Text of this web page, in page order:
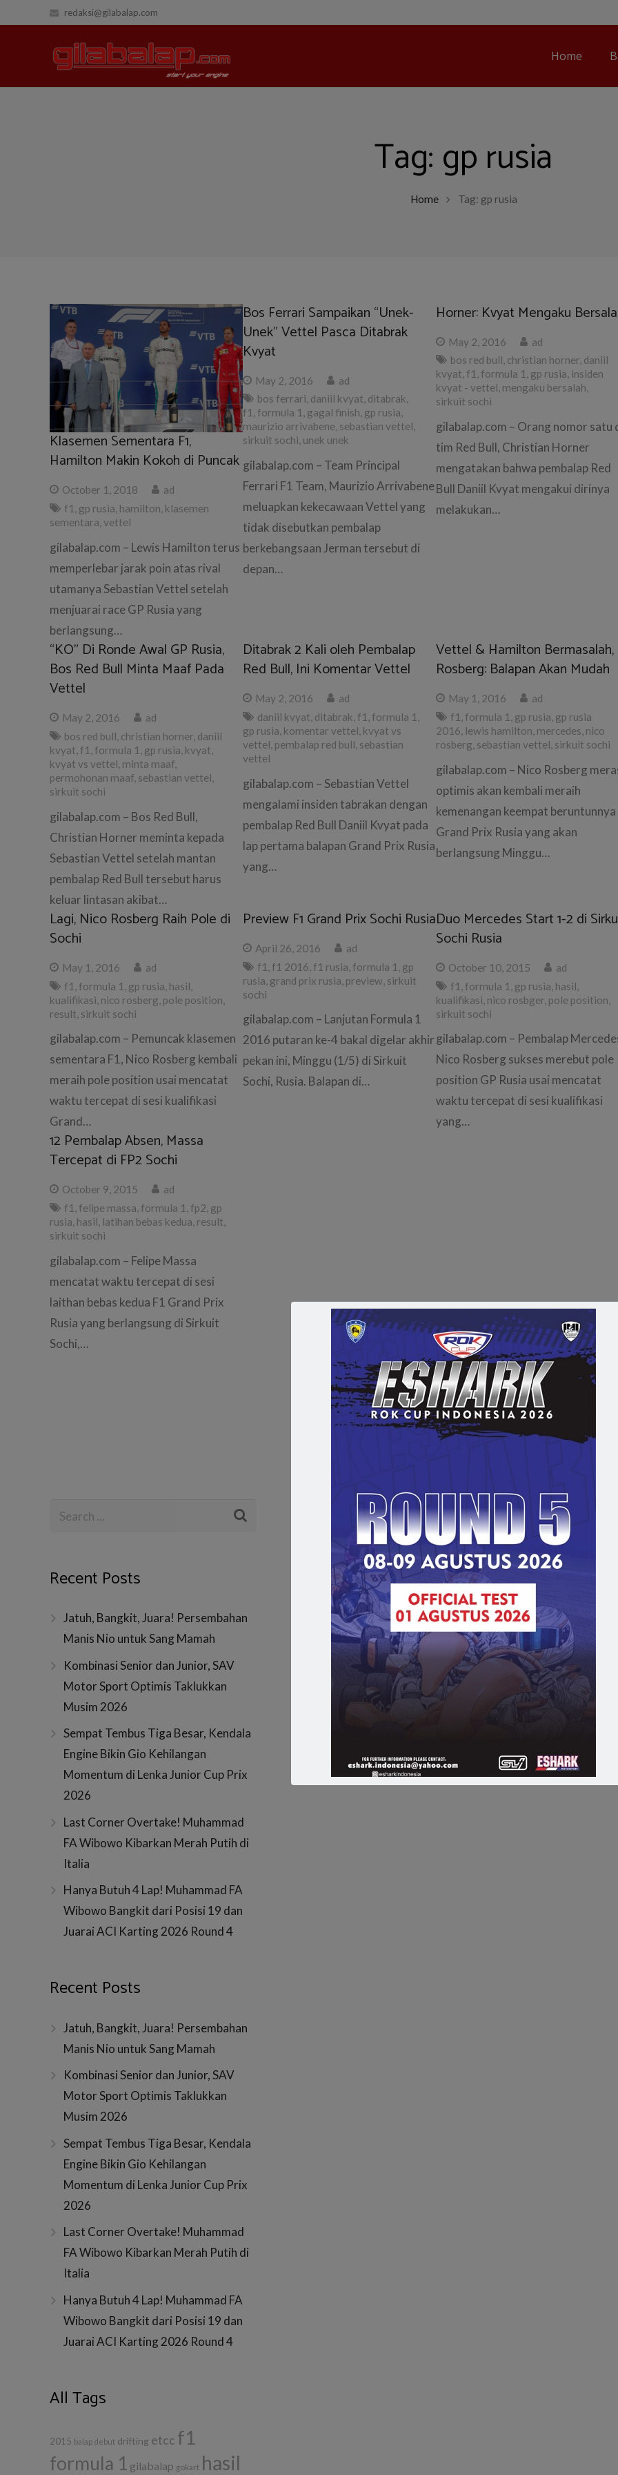
redaksi@gilabalap.com
Home
Tag:gp rusia
Home Tag: gp rusia
Klasemen Sementara F1,
Hamilton Makin Kokoh di Puncak
October 1, 2018
ad
f1 , gp rusia, hamilton, klasemen
sementara,vettel
gilabalap.com – Lewis Hamilton terus
memperlebar jarak poin atas rival
utamanya Sebastian Vettel setelah
menjuarai race GP Rusia yang
berlangsung…
Bos Ferrari Sampaikan “Unek-
Unek” Vettel Pasca Ditabrak
Kvyat
May 2, 2016
ad
bos ferrari, daniil kvyat, ditabrak,
f1 , formula 1 , gagal finish, gp rusia,
maurizio arrivabene, sebastian vettel,
sirkuit sochi, unek unek
gilabalap.com – Team Principal
Ferrari F1 Team, Maurizio Arrivabene
meluapkan kekecawaan Vettel yang
tidak disebutkan pembalap
berkebangsaan Jerman tersebut di
depan…
Horner: Kvyat Mengaku
May 2, 2016
ad
bos red bull, christian horner, daniil
kvyat, f1 , formula 1 , gp rusia, insiden
kvyat - vettel, mengaku bersalah,
sirkuit sochi
gilabalap.com – Orang nomor satu
tim Red Bull, Christian Horner
mengatakan bahwa pembalap Red
Bull Daniil Kvyat mengakui dirinya
melakukan…
“KO” Di Ronde Awal GP Rusia,
Bos Red Bull Minta Maaf Pada
Vettel
May 2, 2016
ad
bos red bull, christian horner, daniil
kvyat, f1 , formula 1 , gp rusia, kvyat,
kvyat vs vettel, minta maaf,
permohonan maaf, sebastian vettel,
sirkuit sochi
gilabalap.com – Bos Red Bull,
Christian Horner meminta kepada
Sebastian Vettel setelah mantan
pembalap Red Bull tersebut harus
keluar lintasan akibat…
Ditabrak 2 Kali oleh Pembalap
Red Bull, Ini Komentar Vettel
May 2, 2016
ad
daniil kvyat, ditabrak, f1 , formula 1 ,
gp rusia, komentar vettel, kvyat vs
vettel, pembalap red bull, sebastian
vettel
gilabalap.com – Sebastian Vettel
mengalami insiden tabrakan dengan
pembalap Red Bull Daniil Kvyat pada
lap pertama balapan Grand Prix Rusia
yang…
Vettel & Hamilton Bermasalah,
Rosberg: Balapan Akan Mudah
May 1, 2016
ad
f1 , formula 1 , gp rusia, gp rusia
2016, lewis hamilton, mercedes, nico
rosberg, sebastian vettel, sirkuit sochi
gilabalap.com – Nico Rosberg
optimis akan kembali meraih
kemenangan keempat
Grand Prix Rusia yang akan
berlangsung Minggu…
Lagi, Nico Rosberg Raih Pole di
Sochi
May 1, 2016
ad
f1 formula 1 gp rusia hasil
kualifikasi nico rosberg pole position
result sirkuit sochi
gilabalap.com – Pemuncak klasemen
sementara F1, Nico Rosberg kembali
meraih pole position usai mencatat
waktu tercepat di sesi kualifikasi
Grand…
Preview F1 Grand Prix Sochi Rusia
April 26, 2016
ad
f1 f1 2016 f1 rusia formula 1 gp
rusia grand prix rusia preview sirkuit
sochi
gilabalap.com – Lanjutan Formula 1
2016 putaran ke-4 bakal digelar akhir
pekan ini, Minggu (1/5) di Sirkuit
Sochi, Rusia. Balapan di…
Duo Mercedes Start 1-2 di
Sochi Rusia
October 10, 2015
ad
f1 formula 1 gp rusia hasil
kualifikasi nico rosbger, pole position
sirkuit sochi
gilabalap.com – Pembalap
Nico Rosberg sukses merebut pole
position GP Rusia usai mencatat
waktu tercepat di sesi kualifikasi
yang…
12 Pembalap Absen, Massa
Tercepat di FP2 Sochi
October 9, 2015
ad
f1 , felipe massa, formula 1 , fp2, gp
rusia, hasil, latihan bebas kedua, result,
sirkuit sochi
gilabalap.com – Felipe Massa
mencatat waktu tercepat di sesi
laithan bebas kedua F1 Grand Prix
Rusia yang berlangsung di Sirkuit
Sochi,…
October 9, 2015
ad
gp rusia
tercepat
gilabalap.com – Pembalap Force
India, Nico Hulkenberg secara
mengejutkan keluar sebagai yang
di Sirkuit Sochi, Jumat (9/10).
September 10, 2015
ad
f1,formula 1,gp rusia,musim
2015,pirelli,sirkuit sochi,super soft
suplier ban
gilabalap.com – Suplier resmi ban
Pirelli mengumumkan bahwa
akan menghadirkan kompon ban
Ini Klasemen Sementara F1 Usai
GP Rusia
October 13, 2014
ad
f1,formula 1,
Menang di Sirkuit Sochi, Lewis
Hamilton lagi-lagi memperlebar jarak
poin dari rekan timnya Nico Rosberg.
peringkat pertama dengan 291 poin.
Sedangkan Rosberg yang finish
kedua di Rusia masih memiliki peluang
untuk mengejar Hamilton dengan
274 poin.
Hamilton Jawara di Debut Sirkuit
ad
gp rusia hasil ,lewis
dalam lanjutan Seri ke-16 Formula 1
Grand Prix Rusia yang berlangsung di
Kemenangan ini pun menjadi
kemenangan ke-4 beruntun yang
Singapura, dan Jepang.
Pole GP Rusia Milik Hamilton
October 11, 2014
admin
f1
gp rusia,kualifikasi
lewis hamilton, pole position
sirkuit
pole position di Grand Prix Rusia
mencatat waktu tercepat di sesi
Duo Mercedes Superior di Free
Practice 1 & 2 GP Rusia
October 10, 2014
latihan bebas,mercedes,sirkuit sochi
Duo pembalap Mercedes Nico
Rosberg dan Lewis Hamilton masih
tak terbendung di sesi latihan bebas
pertama dan kedua GP Rusia yang
berlangsung Jumat (10/10) di Sirkuit
Sochi.
Pasca kecelakaan Jules Bianchi di GP
Marussia F1 Team pun hanya akan
menurunkan Max Chilton di GP
memang memiliki pembalap